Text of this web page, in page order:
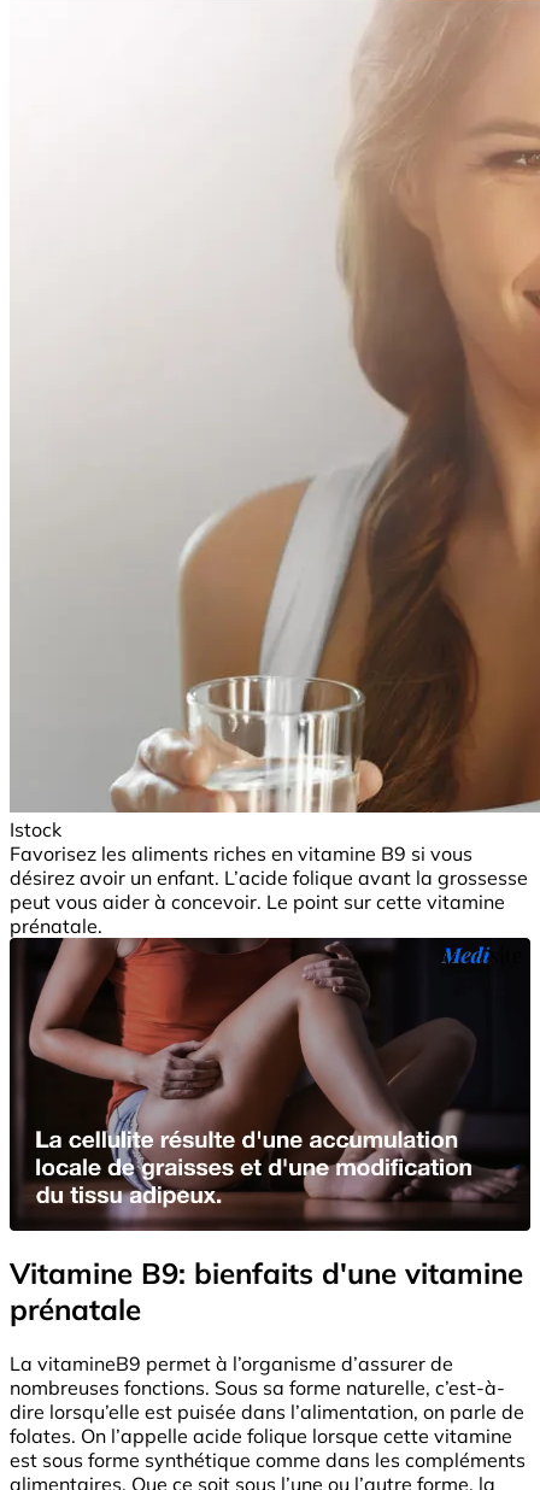
Istock
Favorisez les aliments riches en vitamine B9 si vous
désirez avoir un enfant. L’acide folique avant la grossesse
peut vous aider à concevoir. Le point sur cette vitamine
prénatale.
Vitamine B9: bienfaits d'une vitamine
prénatale
La vitamineB9 permet à l’organisme d’assurer de
nombreuses fonctions. Sous sa forme naturelle, c’est-à-
dire lorsqu’elle est puisée dans l’alimentation, on parle de
folates. On l’appelle acide folique lorsque cette vitamine
est sous forme synthétique comme dans les compléments
alimentaires. Que ce soit sous l’une ou l’autre forme, la